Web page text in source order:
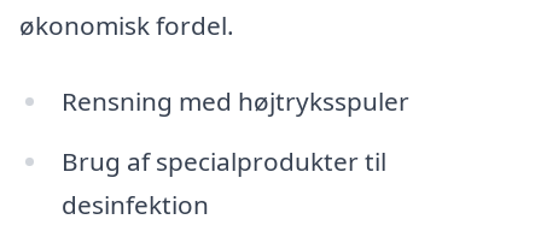
økonomisk fordel.
Rensning med højtryksspuler
Brug af specialprodukter til
desinfektion